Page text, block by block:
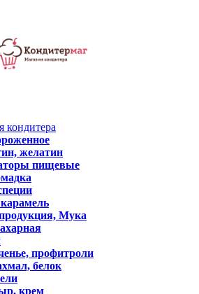
кондитера
желатин
пищевые
Мука
профитроли
белок
крем